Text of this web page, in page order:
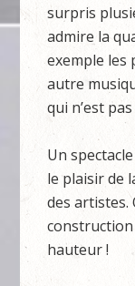
surpris
admire la
exemple les
autre
qui n’est
Un
le plaisir de
des artistes.
construction
hauteur !